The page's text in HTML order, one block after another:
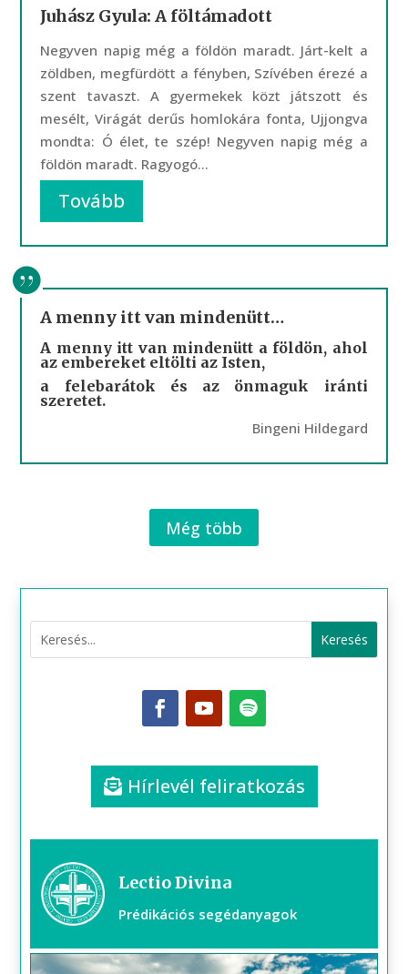
Juhász Gyula: A föltámadott
Negyven napig még a földön maradt. Járt-kelt a
zöldben, megfürdött a fényben, Szívében érezé a
szent tavaszt. A gyermekek közt játszott és
mesélt, Virágát derűs homlokára fonta, Ujjongva
mondta: Ó élet, te szép! Negyven napig még a
földön maradt. Ragyogó...
Tovább
A menny itt van mindenütt…
A menny itt van mindenütt a földön, ahol
az embereket eltölti az Isten,
a felebarátok és az önmaguk iránti
szeretet.
Bingeni Hildegard
Még több
Hírlevél feliratkozás
Lectio Divina
Prédikációs segédanyagok